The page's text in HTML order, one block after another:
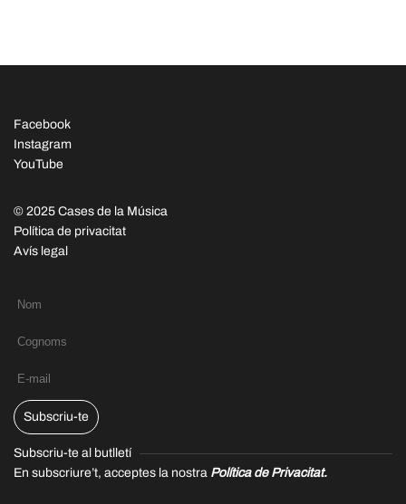
Facebook
Instagram
YouTube
© 2025 Cases de la Música
Política de privacitat
Avís legal
Subscriu-te
Subscriu-te al butlletí
En subscriure’t, acceptes la nostra Política de Privacitat.